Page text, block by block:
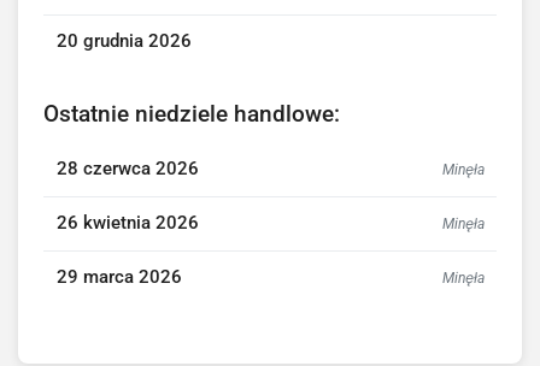
20 grudnia 2026
Ostatnie niedziele handlowe:
28 czerwca 2026 Minęła
26 kwietnia 2026 Minęła
29 marca 2026 Minęła